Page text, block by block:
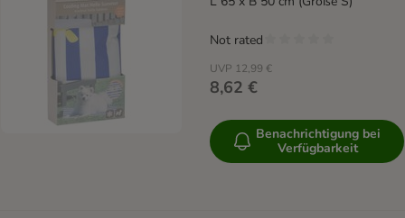
UVP 12,99 €
8,62 €
Not rated
Benachrichtigung bei
Verfügbarkeit